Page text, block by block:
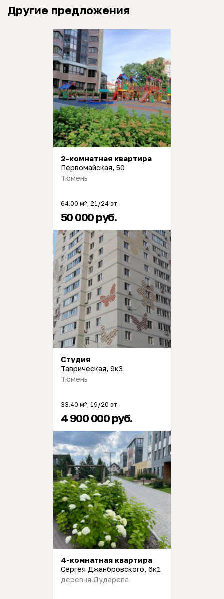
Другие предложения
2-комнатная квартира
Первомайская, 50
Тюмень
64.00 м2, 21/24 эт.
50 000 руб.
Студия
Таврическая, 9к3
Тюмень
33.40 м2, 19/20 эт.
4 900 000 руб.
4-комнатная квартира
Сергея Джанбровского, 6к1
деревня Дударева